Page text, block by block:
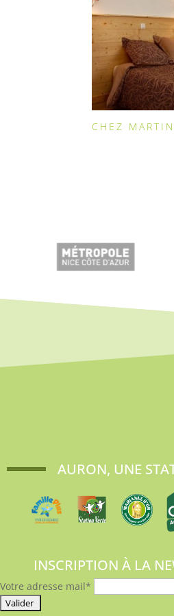
CHEZ
AURON, UNE
INSCRIPTION À LA
Votre adresse mail*